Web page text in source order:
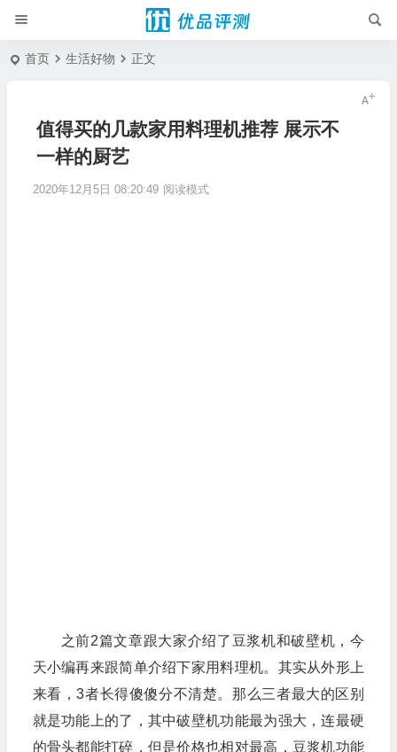
首页 生活好物 正文
值得买的几款家用料理机推荐 展示不
一样的厨艺
2020年12月5日 08:20:49 阅读模式
之前2篇文章跟大家介绍了豆浆机和破壁机，今
天小编再来跟简单介绍下家用料理机。其实从外形上
来看，3者长得傻傻分不清楚。那么三者最大的区别
就是功能上的了，其中破壁机功能最为强大，连最硬
的骨头都能打碎，但是价格也相对最高，豆浆机功能